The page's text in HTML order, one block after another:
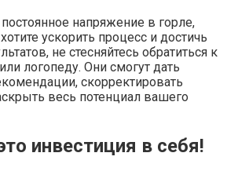
напряжение в горле,
ускорить процесс и достичь
не стесняйтесь обратиться к
логопеду. Они смогут дать
скорректировать
весь потенциал вашего
инвестиция в себя!